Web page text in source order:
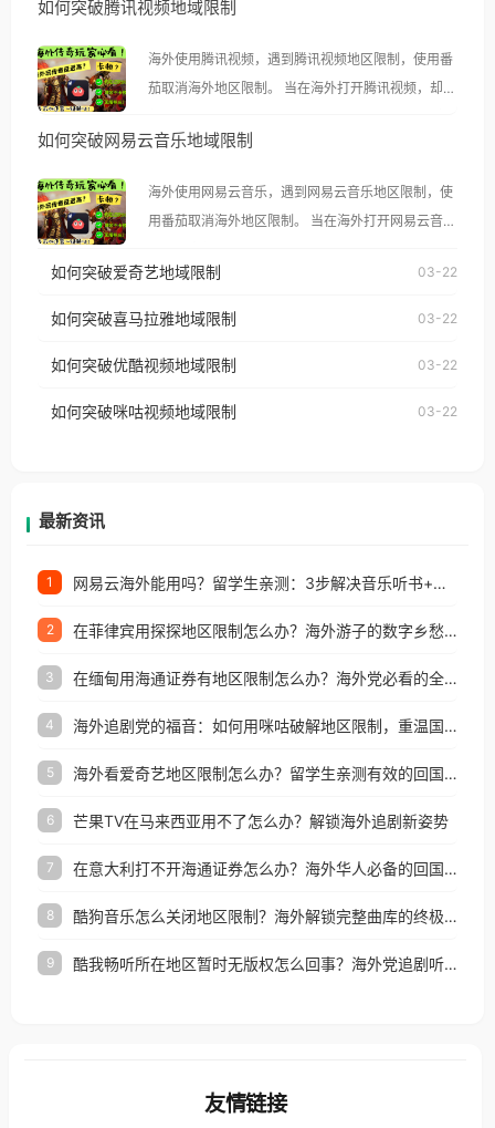
如何突破腾讯视频地域限制
海外使用腾讯视频，遇到腾讯视频地区限制，使用番
茄取消海外地区限制。 当在海外打开腾讯视频，却突
示语。 海外用户如香港、澳门、台湾、美国、加拿
像其他音乐平台一样，出现地区及版权限制问题，且
仅能在中国大陆地区播放。 遇到这个问题的朋友们，
使用番茄回国加速器，即可解决「海外用户收听腾讯
台湾、美国、加拿大、澳大利亚、欧洲等国家和地区
权限制所困扰。
如何突破网易云音乐地域限制
海外使用网易云音乐，遇到网易云音乐地区限制，使
用番茄取消海外地区限制。 当在海外打开网易云音
播放”的提示语。 海外用户如香港、澳门、台湾、美
国、加拿大、澳大利亚、欧洲等国家和地区时，网易
制问题，且仅能在中国大陆地区播放。 遇到这个问题
户收听网易云音乐地区版权限制」的问题，无论人在
如何突破爱奇艺地域限制 03-22
如何突破喜马拉雅地域限制 03-22
如何突破优酷视频地域限制 03-22
如何突破咪咕视频地域限制 03-22
最新资讯
1 网易云海外能用吗？留学生亲测：3步解决音乐听书+银行视频地区限制
2 在菲律宾用探探地区限制怎么办？海外游子的数字乡愁与破局之道
3 在缅甸用海通证券有地区限制怎么办？海外党必看的全场景回国加速指南
4 海外追剧党的福音：如何用咪咕破解地区限制，重温国内精彩
5 海外看爱奇艺地区限制怎么办？留学生亲测有效的回国加速器选择指南
6 芒果TV在马来西亚用不了怎么办？解锁海外追剧新姿势
7 在意大利打不开海通证券怎么办？海外华人必备的回国加速指南（附2026世界杯观赛秘籍）
8 酷狗音乐怎么关闭地区限制？海外解锁完整曲库的终极指南
9 酷我畅听所在地区暂时无版权怎么回事？海外党追剧听歌的破局指南
友情链接